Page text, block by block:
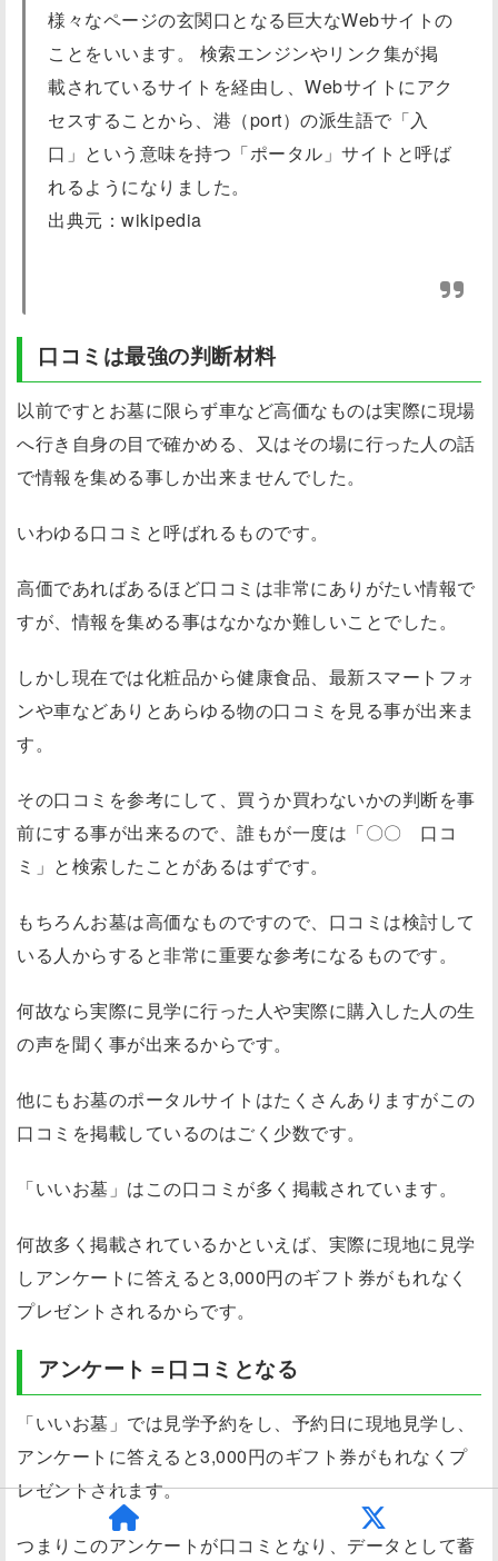
様々なページの玄関口となる巨大なWebサイトの
ことをいいます。 検索エンジンやリンク集が掲
載されているサイトを経由し、Webサイトにアク
セスすることから、港（port）の派生語で「入
口」という意味を持つ「ポータル」サイトと呼ば
れるようになりました。
出典元：wikipedia
口コミは最強の判断材料
以前ですとお墓に限らず車など高価なものは実際に現場
へ行き自身の目で確かめる、又はその場に行った人の話
で情報を集める事しか出来ませんでした。
いわゆる口コミ と呼ばれるものです。
高価であればあるほど口コミは非常にありがたい情報で
すが、情報を集める事はなかなか難しいことでした。
しかし現在では化粧品から健康食品、最新スマートフォ
ンや車などありとあらゆる物の口コミを見る事が出来ま
す。
その口コミを参考にして、買うか買わないかの判断を事
前にする事が出来るので、誰もが一度は 「〇〇 口コ
ミ」 と検索したことがあるはずです。
もちろんお墓は高価なものですので、口コミは検討して
いる人からすると非常に重要な参考になるものです。
何故なら実際に見学に行った人や実際に購入した人の生
の声を聞く事が出来るからです。
他にもお墓のポータルサイトはたくさんありますがこの
口コミを掲載しているのはごく少数です。
「いいお墓」はこの口コミが多く掲載されています。
何故多く掲載されているかといえば、 実際に現地に見学
しアンケートに答えると3,000円のギフト券がもれなく
プレゼント されるからです。
アンケート＝口コミとなる
「いいお墓」では見学予約をし、予約日に現地見学し、
アンケートに答えると3,000円のギフト券がもれなくプ
レゼントされます。
つまりこのアンケートが口コミとなり、データとして蓄